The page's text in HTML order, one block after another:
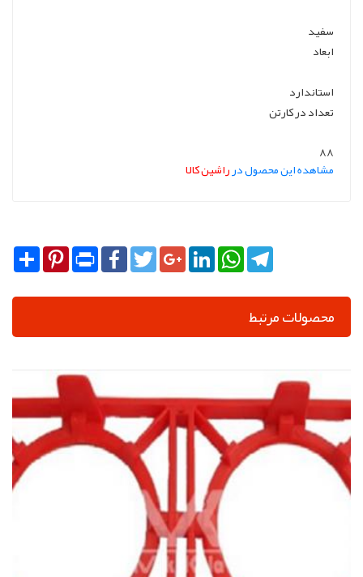
سفید
ابعاد
استاندارد
تعداد در کارتن
88
مشاهده این محصول درراشین کالا
Share PinterestPrint FacebookTwitterGoogle+LinkedInWhatsApp
محصولات مرتبط